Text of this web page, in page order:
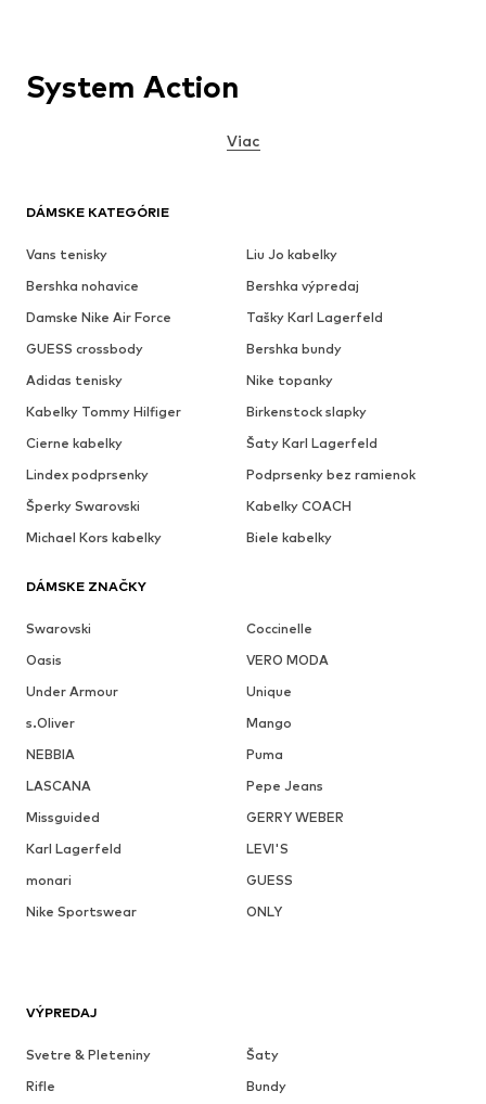
DÁMSKE KATEGÓRIE
Vans tenisky
Liu Jo kabelky
Bershka nohavice
Bershka výpredaj
Damske Nike Air Force
Tašky Karl Lagerfeld
GUESS crossbody
Bershka bundy
Adidas tenisky
Nike topanky
Kabelky Tommy Hilfiger
Birkenstock slapky
Cierne kabelky
Šaty Karl Lagerfeld
Lindex podprsenky
Podprsenky bez ramienok
Šperky Swarovski
Kabelky COACH
Michael Kors kabelky
Biele kabelky
DÁMSKE ZNAČKY
Swarovski
Coccinelle
Oasis
VERO MODA
Under Armour
Unique
s.Oliver
Mango
NEBBIA
Puma
LASCANA
Pepe Jeans
Missguided
GERRY WEBER
Karl Lagerfeld
LEVI'S
monari
GUESS
Nike Sportswear
ONLY
VÝPREDAJ
Svetre & Pleteniny
Šaty
Rifle
Bundy
System Action
Viac